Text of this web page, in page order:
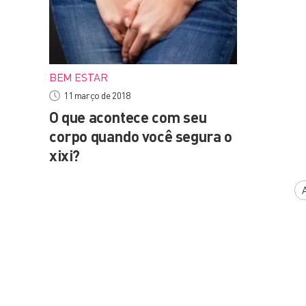
BEM ESTAR
11 março de 2018
O que acontece com seu
corpo quando você segura o
xixi?